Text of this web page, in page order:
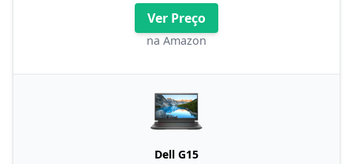
Ver Preço
na Amazon
Dell G15